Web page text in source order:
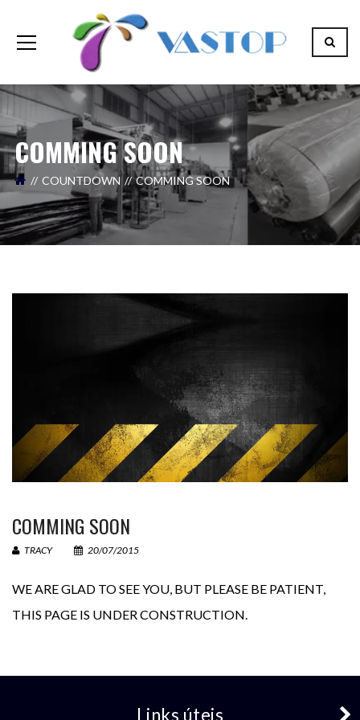
Sua mensagem
28 + = 33
COMMING SOON
COUNTDOWN COMMING SOON
COMMING SOON
TRACY 20/07/2015
WE ARE GLAD TO SEE YOU, BUT PLEASE BE PATIENT,
THIS PAGE IS UNDER CONSTRUCTION.
Links úteis